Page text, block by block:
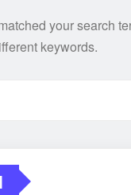
your search
keywords.